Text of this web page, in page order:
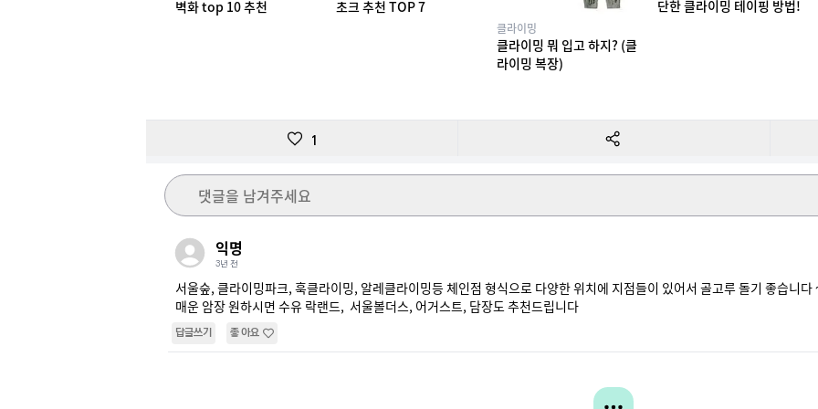
벽화 top 10 추천
초크 추천 TOP 7
클라이밍
클라이밍 뭐 입고 하지? (클
라이밍 복장)
단한 클라이밍 테이핑 방법!
1
댓글을 남겨주세요
익명
3년 전
서울숲, 클라이밍파크, 훅클라이밍, 알레클라이밍등 체인점 형식으로 다양한 위치에 지점들이 있어서 골고루 돌기 좋습니다
매운 암장 원하시면 수유 락랜드,  서울볼더스, 어거스트, 담장도 추천드립니다
답글쓰기 좋아요